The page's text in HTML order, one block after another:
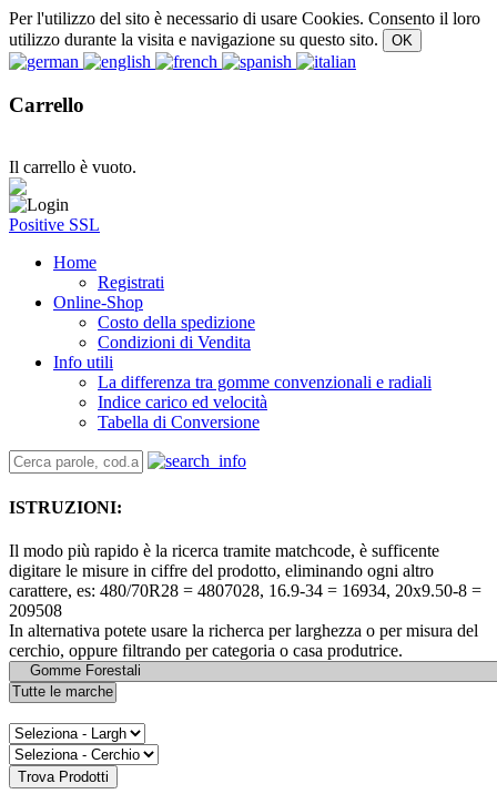
Per l'utilizzo del sito è necessario di usare Cookies. Consento il loro
utilizzo durante la visita e navigazione su questo sito.
Carrello
Il carrello è vuoto.
Positive SSL
Home
Registrati
Online-Shop
Costo della spedizione
Condizioni di Vendita
Info utili
La differenza tra gomme convenzionali e radiali
Indice carico ed velocità
Tabella di Conversione
ISTRUZIONI:
Il modo più rapido è la ricerca tramite matchcode, è sufficente
digitare le misure in ciffre del prodotto, eliminando ogni altro
carattere, es: 480/70R28 = 4807028, 16.9-34 = 16934, 20x9.50-8 =
209508
In alternativa potete usare la richerca per larghezza o per misura del
cerchio, oppure filtrando per categoria o casa produtrice.